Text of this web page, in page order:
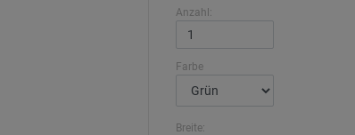
Anzahl:
Farbe
Breite: